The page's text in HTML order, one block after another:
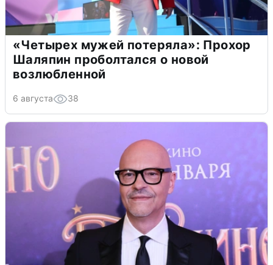
«Четырех мужей потеряла»: Прохор
Шаляпин проболтался о новой
возлюбленной
6 августа 38